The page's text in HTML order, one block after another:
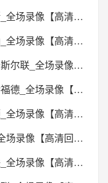
2026年05月20日 曼城VS伯恩茅斯_全场录像【高清回放】
2026年05月19日 伯恩利VS阿森纳_全场录像【高清回放】
2026年05月18日 西汉姆联VS纽卡斯尔联_全场录像【高清回放】
2026年05月17日 水晶宫VS布伦特福德_全场录像【高清回放】
2026年05月17日 桑德兰VS埃弗顿_全场录像【高清回放】
2026年05月17日 富勒姆VS狼队_全场录像【高清回放】
2026年05月17日 布莱顿VS利兹联_全场录像【高清回放】